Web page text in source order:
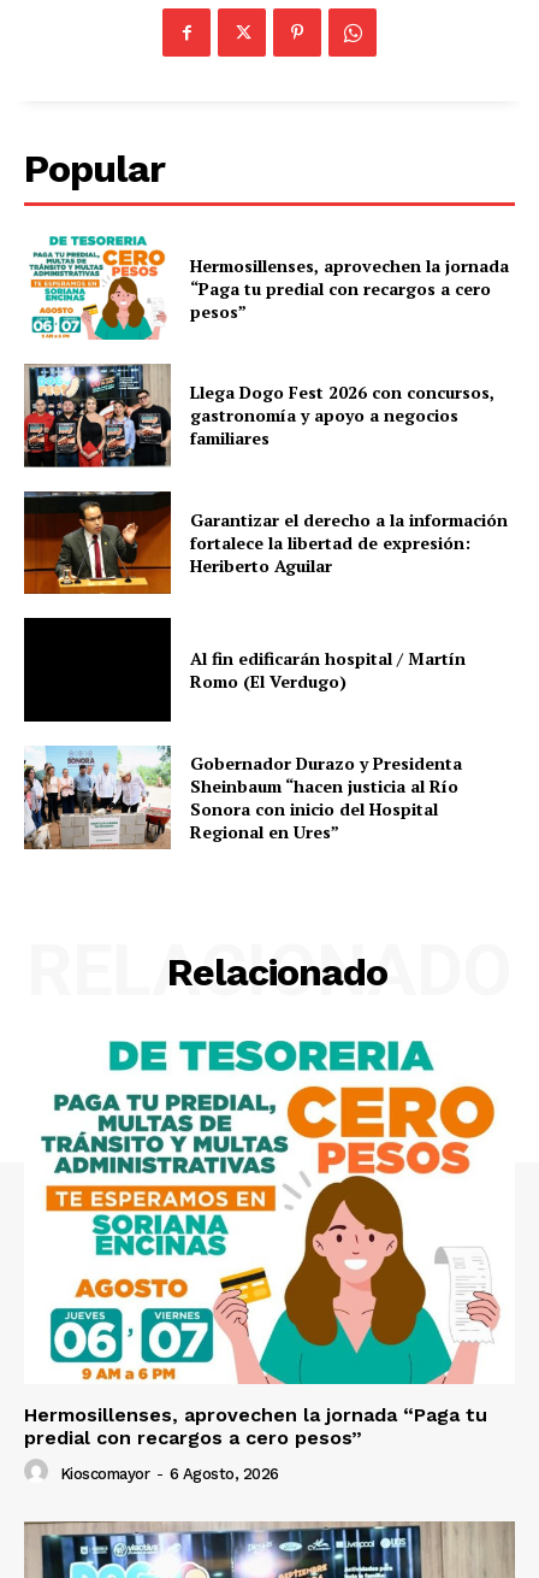
Popular
Hermosillenses, aprovechen la jornada
“Paga tu predial con recargos a cero
pesos”
Llega Dogo Fest 2026 con concursos,
gastronomía y apoyo a negocios
familiares
Garantizar el derecho a la información
fortalece la libertad de expresión:
Heriberto Aguilar
Al fin edificarán hospital / Martín
Romo (El Verdugo)
Gobernador Durazo y Presidenta
Sheinbaum “hacen justicia al Río
Sonora con inicio del Hospital
Regional en Ures”
Relacionado
RELACIONADO
Hermosillenses, aprovechen la jornada “Paga tu
predial con recargos a cero pesos”
Kioscomayor - 6 Agosto, 2026